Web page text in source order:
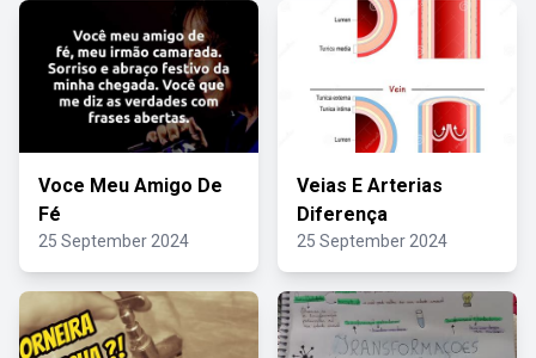
Voce Meu Amigo De
Fé
25 September 2024
Veias E Arterias
Diferença
25 September 2024